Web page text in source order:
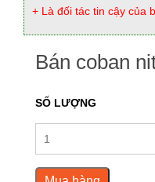
+ Là đối tác tin cậy của
Bán coban
SỐ LƯỢNG